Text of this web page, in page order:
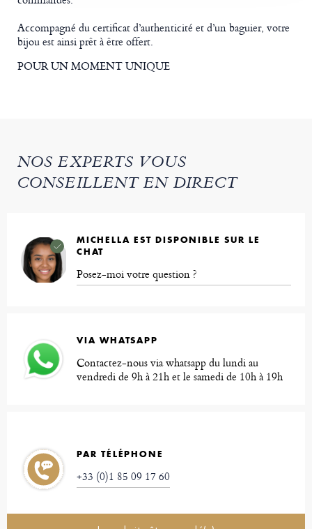
Accompagné du certificat d’authenticité et d’un baguier, votre
bijou est ainsi prêt à être offert.
POUR UN MOMENT UNIQUE
NOS EXPERTS VOUS
CONSEILLENT EN DIRECT
MICHELLA EST DISPONIBLE SUR LE
CHAT
Posez-moi votre question ?
VIA WHATSAPP
Contactez-nous via whatsapp du lundi au
vendredi de 9h à 21h et le samedi de 10h à 19h
PAR TÉLÉPHONE
+33 (0)1 85 09 17 60